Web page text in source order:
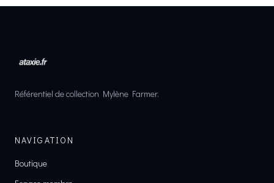
Référentiel de collection Mylène Farmer.
NAVIGATION
Boutique